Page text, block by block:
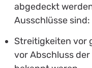
abgedeckt
Ausschlüsse sind:
Streitigkeiten vor
vor Abschluss